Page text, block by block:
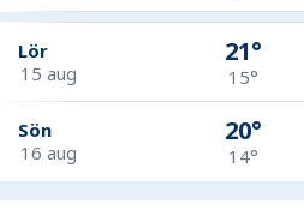
Lör
15 aug
21°
15°
Sön
16 aug
20°
14°